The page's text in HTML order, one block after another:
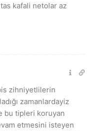
kafali netolar az
zihniyetlilerin
zamanlardayiz
bu tipleri koruyan
etmesini isteyen